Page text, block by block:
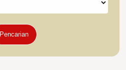
Pencarian